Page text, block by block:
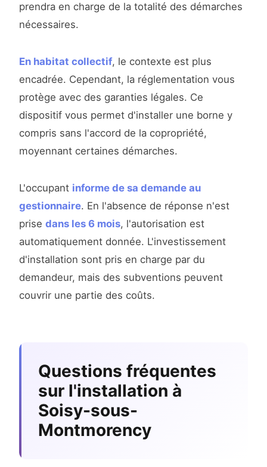
prendra en charge de la totalité des démarches
nécessaires.
En habitat collectif, le contexte est plus
encadrée. Cependant, la réglementation vous
protège avec des garanties légales. Ce
dispositif vous permet d'installer une borne y
compris sans l'accord de la copropriété,
moyennant certaines démarches.
L'occupant informe de sa demande au
gestionnaire. En l'absence de réponse n'est
prise dans les 6 mois, l'autorisation est
automatiquement donnée. L'investissement
d'installation sont pris en charge par du
demandeur, mais des subventions peuvent
couvrir une partie des coûts.
Questions fréquentes
sur l'installation à
Soisy-sous-
Montmorency